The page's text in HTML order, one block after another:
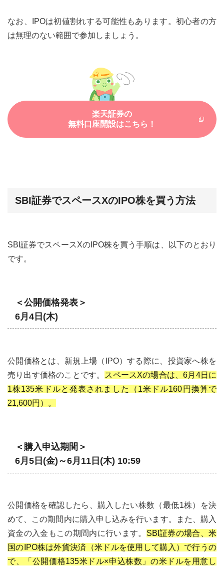
なお、IPOは初値割れする可能性もあります。初心者の方
は無理のない範囲で参加しましょう。
楽天証券の
無料口座開設はこちら！
SBI証券でスペースXのIPO株を買う方法
SBI証券でスペースXのIPO株を買う手順は、以下のとおり
です。
＜公開価格発表＞
6月4日(木)
公開価格とは、新規上場（IPO）する際に、投資家へ株を
売り出す価格のことです。 スペースXの場合は、6月4日に
1株135米ドルと発表されました（1米ドル160円換算で
21,600円）。
＜購入申込期間＞
6月5日(金)～6月11日(木) 10:59
公開価格を確認したら、購入したい株数（最低1株）を決
めて、この期間内に購入申し込みを行います。また、購入
資金の入金もこの期間内に行います。 SBI証券の場合、米
国のIPO株は外貨決済（米ドルを使用して購入）で行うの
で、「公開価格135米ドル×申込株数」の米ドルを用意し